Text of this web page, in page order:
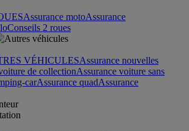
Assurance motoAssurance
Conseils 2 roues
VÉHICULESAssurance nouvelles
de collectionAssurance voiture sans
carAssurance quadAssurance